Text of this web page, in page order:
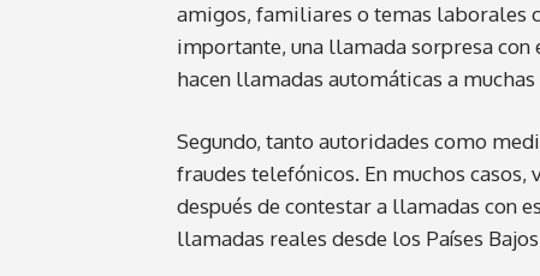
amigos, familiares o temas laborales
importante, una llamada sorpresa con
hacen llamadas automáticas a
Segundo, tanto autoridades como
fraudes telefónicos. En muchos
después de contestar a llamadas con
llamadas reales desde los Países